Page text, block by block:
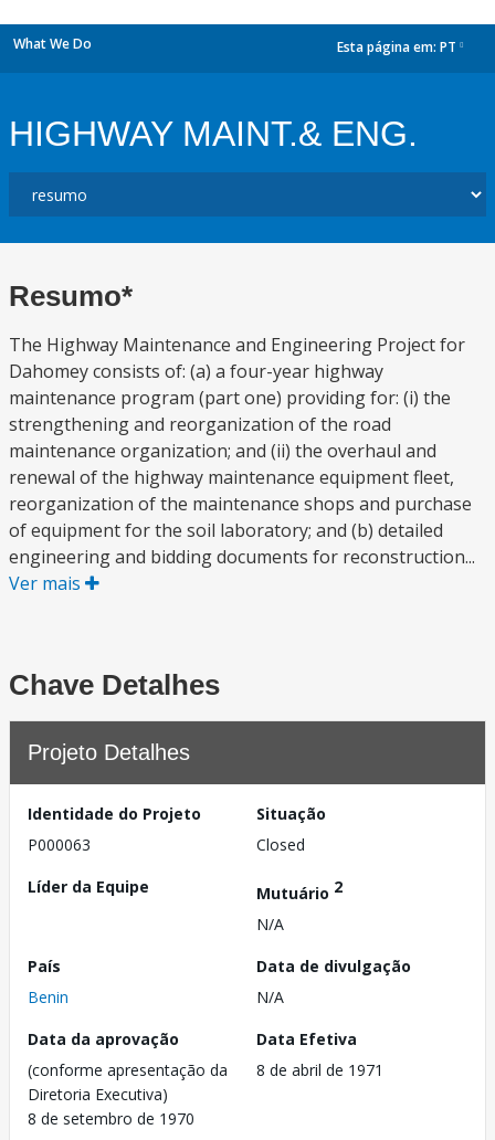
What We Do Esta página em: PT
HIGHWAY MAINT.& ENG.
Resumo*
The Highway Maintenance and Engineering Project for
Dahomey consists of: (a) a four-year highway
maintenance program (part one) providing for: (i) the
strengthening and reorganization of the road
maintenance organization; and (ii) the overhaul and
renewal of the highway maintenance equipment fleet,
reorganization of the maintenance shops and purchase
of equipment for the soil laboratory; and (b) detailed
engineering and bidding documents for reconstruction...
Ver mais
Chave Detalhes
Projeto Detalhes
Identidade do Projeto
P000063
Situação
Closed
Líder da Equipe
Mutuário 2
N/A
País
Benin
Data de divulgação
N/A
Data da aprovação
(conforme apresentação da
Diretoria Executiva)
8 de setembro de 1970
Data Efetiva
8 de abril de 1971